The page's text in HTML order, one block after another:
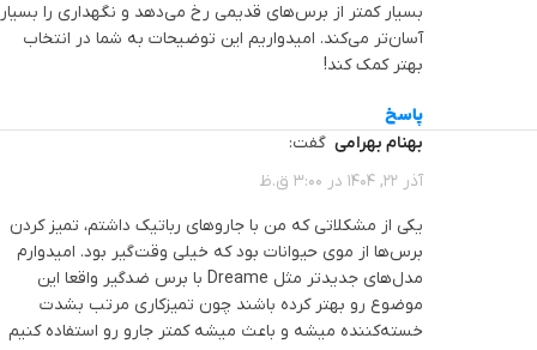
بسیار کمتر از برس‌های قدیمی رخ می‌دهد و نگهداری را بسیار
آسان‌تر می‌کند. امیدواریم این توضیحات به شما در انتخاب
بهتر کمک کند!
پاسخ
بهنام بهرامی گفت:
آذر 22, 1404 در 3:00 ق.ظ
یکی از مشکلاتی که من با جاروهای رباتیک داشتم، تمیز کردن
برس‌ها از موی حیوانات بود که خیلی وقت‌گیر بود. امیدوارم
مدل‌های جدیدتر مثل Dreame با برس ضدگیر واقعا این
موضوع رو بهتر کرده باشند چون تمیزکاری مرتب بشدت
خسته‌کننده میشه و باعث میشه کمتر جارو رو استفاده کنیم